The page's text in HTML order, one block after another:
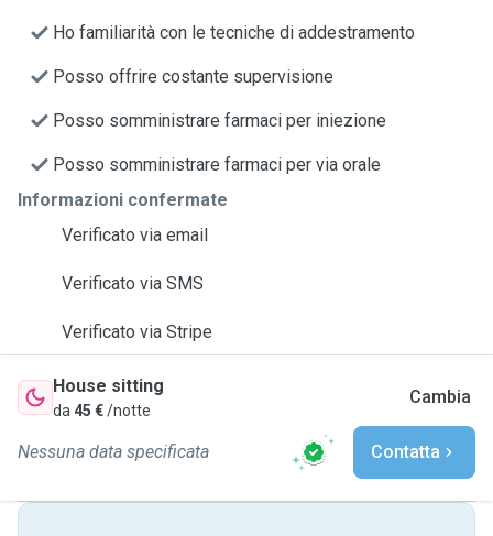
Ho familiarità con le tecniche di addestramento
Posso offrire costante supervisione
Posso somministrare farmaci per iniezione
Posso somministrare farmaci per via orale
Informazioni confermate
Verificato via email
Verificato via SMS
Verificato via Stripe
House sitting
da 45 €/notte
Cambia
Nessuna data specificata Contatta